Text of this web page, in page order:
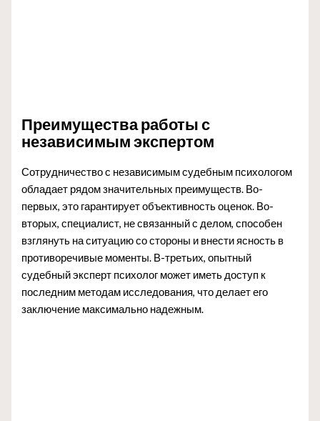
Преимущества работы с
независимым экспертом
Сотрудничество с независимым судебным психологом
обладает рядом значительных преимуществ. Во-
первых, это гарантирует объективность оценок. Во-
вторых, специалист, не связанный с делом, способен
взглянуть на ситуацию со стороны и внести ясность в
противоречивые моменты. В-третьих, опытный
судебный эксперт психолог может иметь доступ к
последним методам исследования, что делает его
заключение максимально надежным.